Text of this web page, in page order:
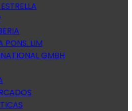
PONS. LIM
GMBH